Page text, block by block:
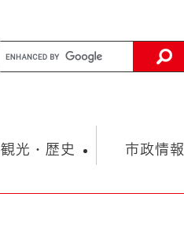
観光・歴史 市政情報